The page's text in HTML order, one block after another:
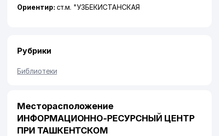
Ориентир: ст.м. "УЗБЕКИСТАНСКАЯ
Рубрики
Библиотеки
Месторасположение
ИНФОРМАЦИОННО-РЕСУРСНЫЙ ЦЕНТР
ПРИ ТАШКЕНТСКОМ